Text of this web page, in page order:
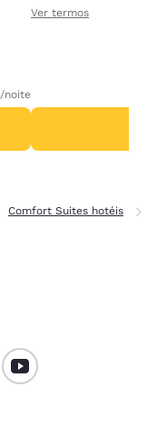
/noite
sparkling cider
Ver termos
Comfort Suites hotéis